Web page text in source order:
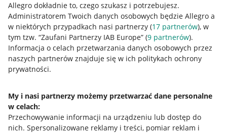
Allegro dokładnie to, czego szukasz i potrzebujesz.
Administratorem Twoich danych osobowych będzie Allegro a
w niektórych przypadkach nasi partnerzy (17 partnerów), w
tym tzw. “Zaufani Partnerzy IAB Europe” (9 partnerów).
Informacja o celach przetwarzania danych osobowych przez
naszych partnerów znajduje się w ich politykach ochrony
prywatności.
My i nasi partnerzy możemy przetwarzać dane personalne
w celach:
Przechowywanie informacji na urządzeniu lub dostęp do
nich. Spersonalizowane reklamy i treści, pomiar reklam i
Przydatne informacje
Jak to działa
Allegro Gadane dla sprzedających
Allegro Gadane dla kupujących